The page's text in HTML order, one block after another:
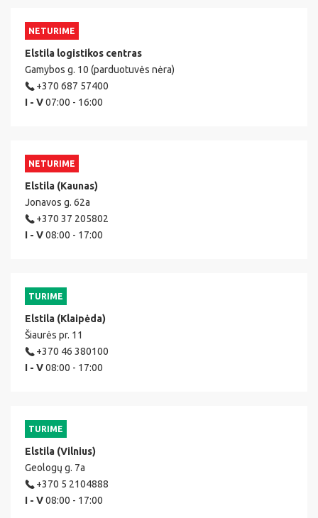
NETURIME
Elstila logistikos centras
Gamybos g. 10 (parduotuvės nėra)
+370 687 57400
I - V07:00 - 16:00
NETURIME
Elstila (Kaunas)
Jonavos g. 62a
+370 37 205802
I - V08:00 - 17:00
TURIME
Elstila (Klaipėda)
Šiaurės pr. 11
+370 46 380100
I - V08:00 - 17:00
TURIME
Elstila (Vilnius)
Geologų g. 7a
+370 5 2104888
I - V08:00 - 17:00